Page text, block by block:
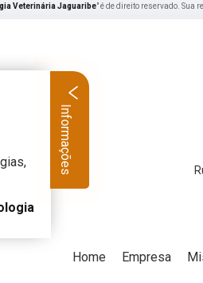
Veterinária Jaguaribe" é de direito reservado. Sua
Home Empresa
Informações